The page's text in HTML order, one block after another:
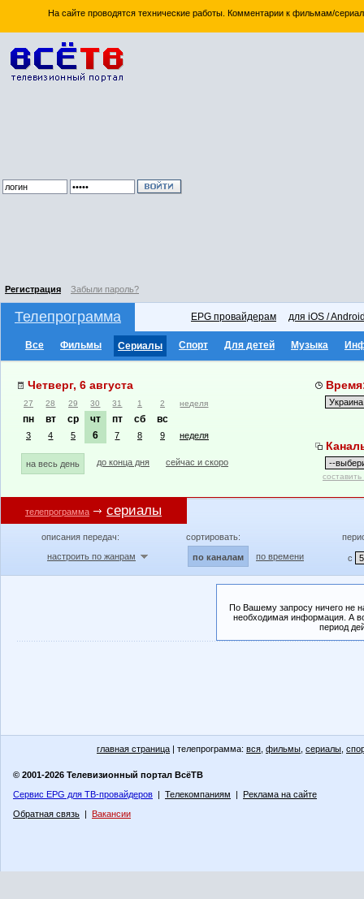
На сайте проводятся технические работы. Комментарии к фильмам/
Регистрация Забыли пароль?
Телепрограмма EPG провайдерам для iOS /
Все Фильмы Сериалы Спорт Для детей Музыка
Четверг, 6 августа
27 28 29 30 31 1 2 неделя
пн вт ср чт пт сб вс
3 4 5 6 7 8 9 неделя
на весь день до конца дня сейчас и скоро
телепрограмма сериалы
описания передач:
настроить по жанрам
сортировать:
по каналам по времени с
По Вашему запросу ничего не
необходимая информация. А
период
главная страница | телепрограмма: вся фильмы сериалы
© 2001-2026 Телевизионный портал ВсёТВ
Сервис EPG для ТВ-провайдеров | Телекомпаниям | Реклама на сайте
Обратная связь | Вакансии